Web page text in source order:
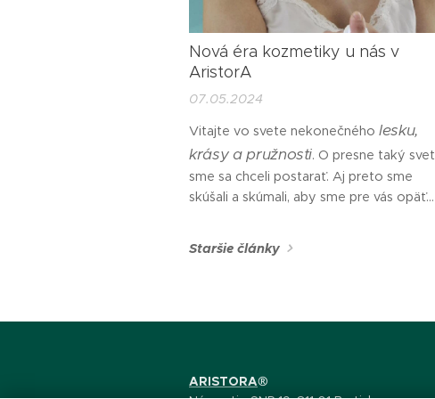
Nová éra kozmetiky u nás v
AristorA
07.05.2024
Vitajte vo svete nekonečného lesku,
krásy a pružnosti. O presne taký svet
sme sa chceli postarať. Aj preto sme
skúšali a skúmali, aby sme pre vás opäť
júna rezervujete
Staršie články
ARISTORA®